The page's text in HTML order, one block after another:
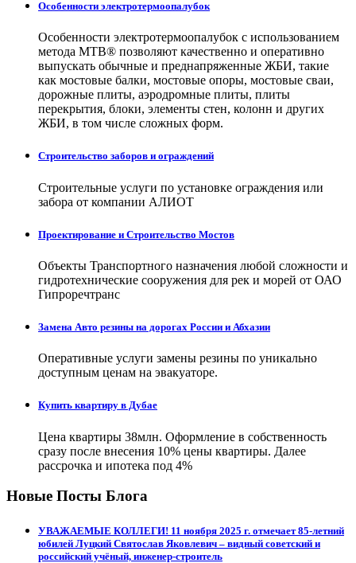
Особенности электротермоопалубок
Особенности электротермоопалубок с использованием
метода МТВ® позволяют качественно и оперативно
выпускать обычные и преднапряженные ЖБИ, такие
как мостовые балки, мостовые опоры, мостовые сваи,
дорожные плиты, аэродромные плиты, плиты
перекрытия, блоки, элементы стен, колонн и других
ЖБИ, в том числе сложных форм.
Строительство заборов и ограждений
Строительные услуги по установке ограждения или
забора от компании АЛИОТ
Проектирование и Строительство Мостов
Объекты Транспортного назначения любой сложности и
гидротехнические сооружения для рек и морей от ОАО
Гипроречтранс
Замена Авто резины на дорогах России и Абхазии
Оперативные услуги замены резины по уникально
доступным ценам на эвакуаторе.
Купить квартиру в Дубае
Цена квартиры 38млн. Оформление в собственность
сразу после внесения 10% цены квартиры. Далее
рассрочка и ипотека под 4%
Новые Посты Блога
УВАЖАЕМЫЕ КОЛЛЕГИ! 11 ноября 2025 г. отмечает 85-летний
юбилей Луцкий Святослав Яковлевич – видный советский и
российский учёный, инженер-строитель